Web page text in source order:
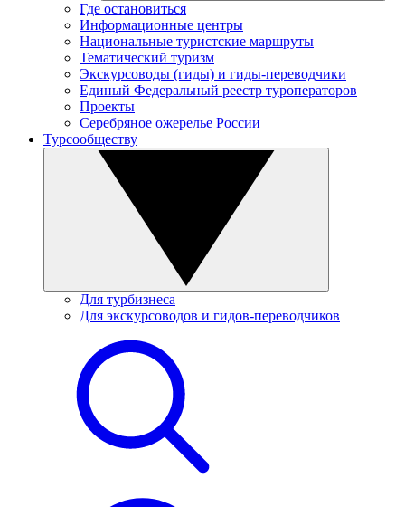
Где остановиться
Информационные центры
Национальные туристские маршруты
Тематический туризм
Экскурсоводы (гиды) и гиды-переводчики
Единый Федеральный реестр туроператоров
Проекты
Серебряное ожерелье России
Турсообществу
Для турбизнеса
Для экскурсоводов и гидов-переводчиков